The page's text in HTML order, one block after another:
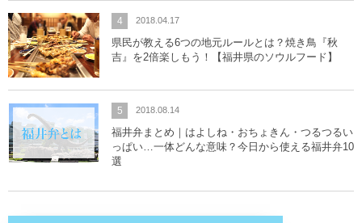
4 2018.04.17
県民が教える6つの地元ルールとは？焼き鳥『秋
吉』を2倍楽しもう！【福井県のソウルフード】
5 2018.08.14
福井弁まとめ｜はよしね・おちょきん・つるつるい
っぱい…一体どんな意味？今日から使える福井弁10
選